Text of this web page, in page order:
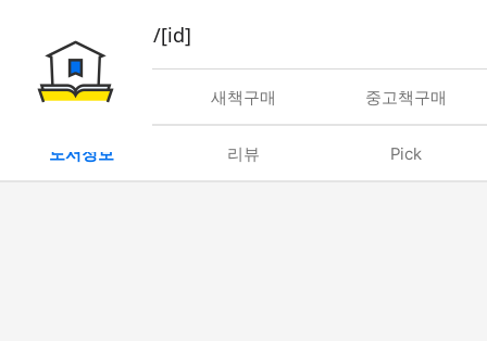
book/rent/[id]
대여 새책구매 중고책구매
도서정보 리뷰 Pick